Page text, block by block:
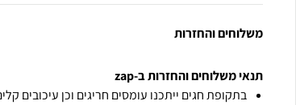
משלוחים והחזרות
תנאי משלוחים והחזרות ב-zap
בתקופת חגים ייתכנו עומסים חריגים וכן עיכובים